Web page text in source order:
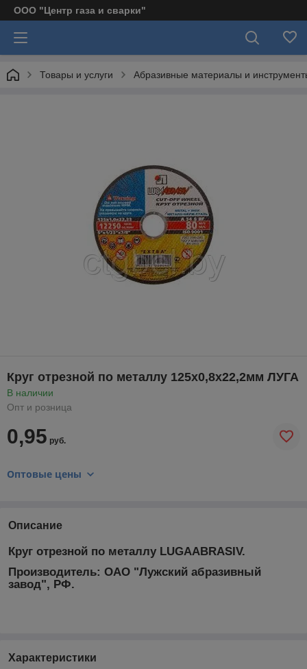
ООО "Центр газа и сварки"
Товары и услуги Абразивные материалы и
Круг отрезной по металлу 125х0,8х22,2мм ЛУГА
В наличии
Опт и розница
0,95 руб.
Оптовые цены
Описание
Круг отрезной по металлу LUGAABRASIV.
Производитель: ОАО "Лужский абразивный
завод", РФ.
Характеристики